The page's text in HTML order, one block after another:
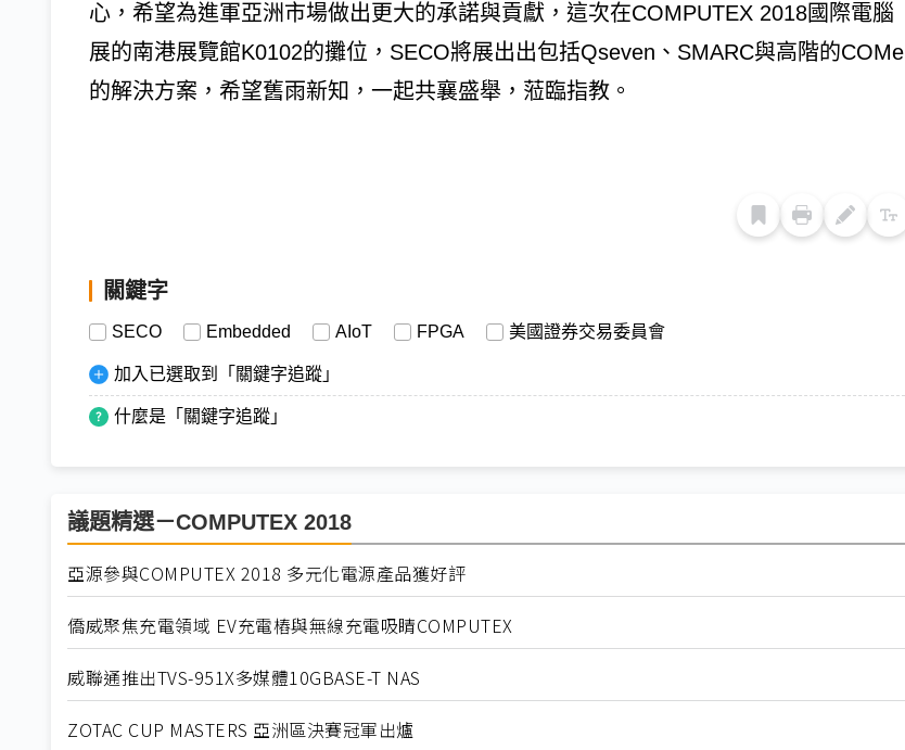
心，希望為進軍亞洲市場做出更大的承諾與貢獻，這次在COMPUTEX 2018國際電腦
展的南港展覽館K0102的攤位，SECO將展出出包括Qseven、SMARC與高階的COMe
的解決方案，希望舊雨新知，一起共襄盛舉，蒞臨指教。
關鍵字
SECO Embedded AIoT FPGA 美國證券交易委員會
加入已選取到「關鍵字追蹤」
什麼是「關鍵字追蹤」
議題精選－COMPUTEX 2018
亞源參與COMPUTEX 2018 多元化電源產品獲好評
僑威聚焦充電領域 EV充電樁與無線充電吸睛COMPUTEX
威聯通推出TVS-951X多媒體10GBASE-T NAS
ZOTAC CUP MASTERS 亞洲區決賽冠軍出爐